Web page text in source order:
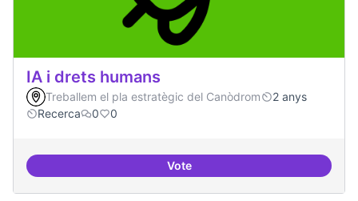
IA i drets humans
Treballem el pla estratègic del Canòdrom
2 anys
Recerca
0 0
VoteIA i drets humans